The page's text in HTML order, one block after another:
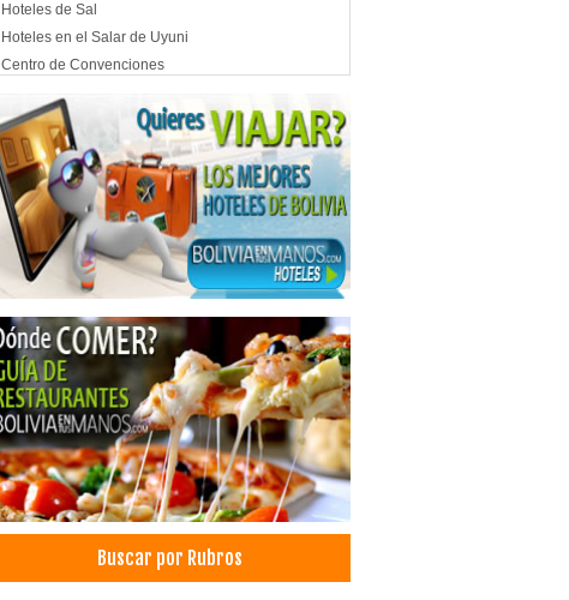
Hoteles de Sal
Hoteles en el Salar de Uyuni
Centro de Convenciones
Salones de Eventos
Hospedajes
Banquetes y Recepciones
Alojamientos
Buscar por Rubros